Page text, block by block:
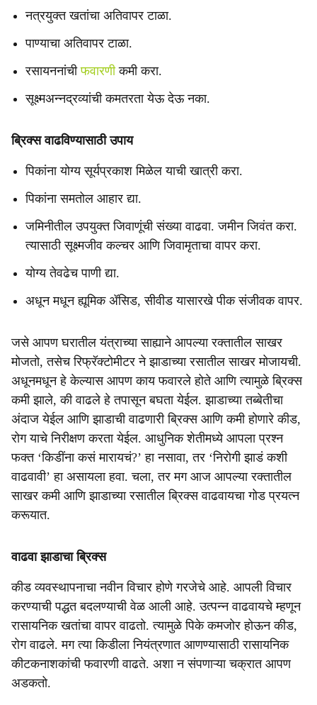
नत्रयुक्त खतांचा अतिवापर टाळा.
पाण्याचा अतिवापर टाळा.
रसायननांचीफवारणीकमी करा.
सूक्ष्मअन्नद्रव्यांची कमतरता येऊ देऊ नका.
ब्रिक्स वाढविण्यासाठी उपाय
पिकांना योग्य सूर्यप्रकाश मिळेल याची खात्री करा.
पिकांना समतोल आहार द्या.
जमिनीतील उपयुक्त जिवाणूंची संख्या वाढवा. जमीन जिवंत करा.
त्यासाठी सूक्ष्मजीव कल्चर आणि जिवामृताचा वापर करा.
योग्य तेवढेच पाणी द्या.
अधून मधून ह्यूमिक ॲसिड, सीवीड यासारखे पीक संजीवक वापर.
जसे आपण घरातील यंत्राच्या साह्याने आपल्या रक्तातील साखर
मोजतो, तसेच रिफ्रॅक्टोमीटर ने झाडाच्या रसातील साखर मोजायची.
अधूनमधून हे केल्यास आपण काय फवारले होते आणि त्यामुळे ब्रिक्स
कमी झाले, की वाढले हे तपासून बघता येईल. झाडाच्या तब्बेतीचा
अंदाज येईल आणि झाडाची वाढणारी ब्रिक्स आणि कमी होणारे कीड,
रोग याचे निरीक्षण करता येईल. आधुनिक शेतीमध्ये आपला प्रश्न
फक्त ‘किडींना कसं मारायचं?’ हा नसावा, तर ‘निरोगी झाडं कशी
वाढवावी’ हा असायला हवा. चला, तर मग आज आपल्या रक्तातील
साखर कमी आणि झाडाच्या रसातील ब्रिक्स वाढवायचा गोड प्रयत्न
करूयात.
वाढवा झाडाचा ब्रिक्स
कीड व्यवस्थापनाचा नवीन विचार होणे गरजेचे आहे. आपली विचार
करण्याची पद्धत बदलण्याची वेळ आली आहे. उत्पन्न वाढवायचे म्हणून
रासायनिक खतांचा वापर वाढतो. त्यामुळे पिके कमजोर होऊन कीड,
रोग वाढले. मग त्या किडीला नियंत्रणात आणण्यासाठी रासायनिक
कीटकनाशकांची फवारणी वाढते. अशा न संपणाऱ्या चक्रात आपण
अडकतो.